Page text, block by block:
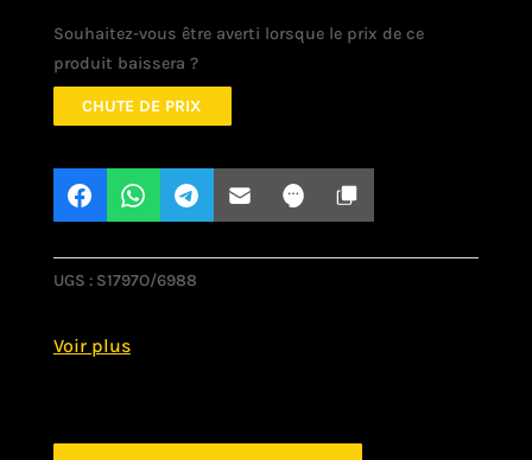
Souhaitez-vous être averti lorsque le prix de ce
produit baissera ?
CHUTE DE PRIX
UGS : S1797O/6988